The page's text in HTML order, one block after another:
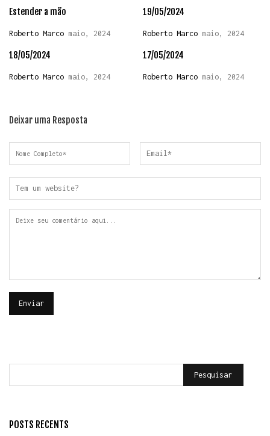
Estender a mão
Roberto Marco maio, 2024
19/05/2024
Roberto Marcomaio, 2024
18/05/2024
Roberto Marco maio, 2024
17/05/2024
Roberto Marcomaio, 2024
Deixar uma Resposta
Pesquisar
POSTS RECENTS